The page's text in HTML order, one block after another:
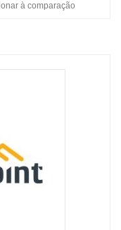
à comparação